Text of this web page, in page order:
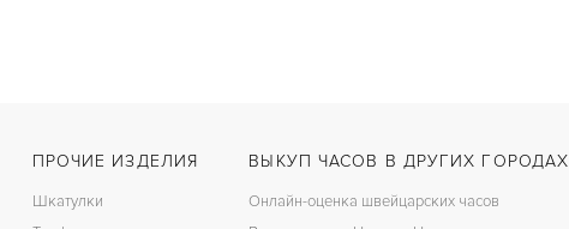
ПРОЧИЕ ИЗДЕЛИЯ
Шкатулки
ВЫКУП ЧАСОВ В ДРУГИХ ГОРОДАХ
Онлайн-оценка швейцарских часов